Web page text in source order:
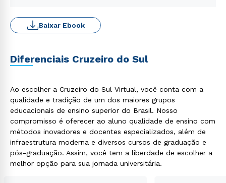
Baixar Ebook
Diferenciais Cruzeiro do Sul
Ao escolher a Cruzeiro do Sul Virtual, você conta com a
qualidade e tradição de um dos maiores grupos
educacionais de ensino superior do Brasil. Nosso
compromisso é oferecer ao aluno qualidade de ensino com
métodos inovadores e docentes especializados, além de
infraestrutura moderna e diversos cursos de graduação e
pós-graduação. Assim, você tem a liberdade de escolher a
melhor opção para sua jornada universitária.